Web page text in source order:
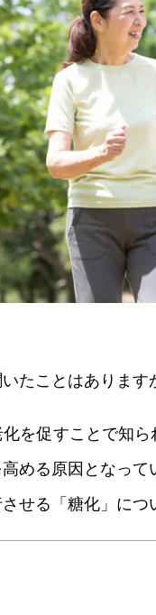
たことはあります
を促すことで知
める原因となって
せる「糖化」につ